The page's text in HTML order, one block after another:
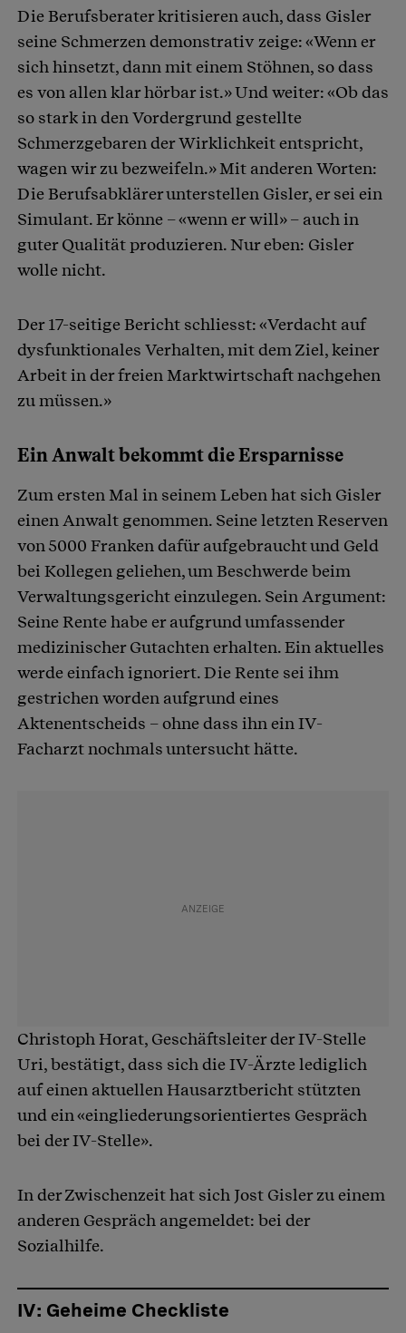
Die Berufsberater kritisieren auch, dass Gisler
seine Schmerzen demonstrativ zeige: «Wenn er
sich hinsetzt, dann mit einem Stöhnen, so dass
es von allen klar hörbar ist.» Und weiter: «Ob das
so stark in den Vordergrund gestellte
Schmerzgebaren der Wirklichkeit entspricht,
wagen wir zu bezweifeln.» Mit anderen Worten:
Die Berufsabklärer unterstellen Gisler, er sei ein
Simulant. Er könne – «wenn er will» – auch in
guter Qualität produzieren. Nur eben: Gisler
wolle nicht.
Der 17-seitige Bericht schliesst: «Verdacht auf
dysfunktionales Verhalten, mit dem Ziel, keiner
Arbeit in der freien Marktwirtschaft nachgehen
zu müssen.»
Ein Anwalt bekommt die Ersparnisse
Zum ersten Mal in seinem Leben hat sich Gisler
einen Anwalt genommen. Seine letzten Reserven
von 5000 Franken dafür aufgebraucht und Geld
bei Kollegen geliehen, um Beschwerde beim
Verwaltungsgericht einzulegen. Sein Argument:
Seine Rente habe er aufgrund umfassender
medizinischer Gutachten erhalten. Ein aktuelles
werde einfach ignoriert. Die Rente sei ihm
gestrichen worden aufgrund eines
Aktenentscheids – ohne dass ihn ein IV-
Facharzt nochmals untersucht hätte.
Christoph Horat, Geschäftsleiter der IV-Stelle
Uri, bestätigt, dass sich die IV-Ärzte lediglich
auf einen aktuellen Hausarztbericht stützten
und ein «eingliederungsorientiertes Gespräch
bei der IV-Stelle».
In der Zwischenzeit hat sich Jost Gisler zu einem
anderen Gespräch angemeldet: bei der
Sozialhilfe.
IV: Geheime Checkliste